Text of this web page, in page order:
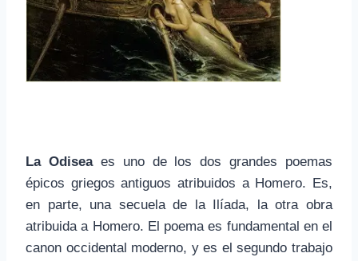
La Odiseaes uno de los dos grandes poemas
épicos griegos antiguos atribuidos a Homero. Es,
en parte, una secuela de la Ilíada, la otra obra
atribuida a Homero. El poema es fundamental en el
canon occidental moderno, y es el segundo trabajo